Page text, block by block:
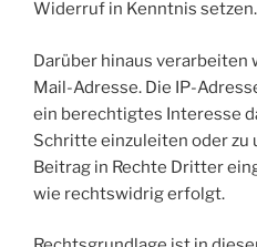
Widerruf in Kenntnis setzen.
Darüber hinaus verarbeiten
Mail-Adresse. Die IP-
ein berechtigtes Interesse
Schritte einzuleiten oder
Beitrag in Rechte Dritter
wie rechtswidrig erfolgt.